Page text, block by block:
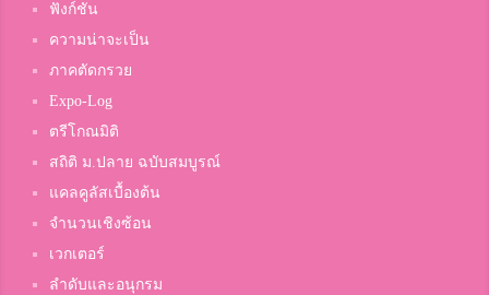
ฟังก์ชัน
ความน่าจะเป็น
ภาคตัดกรวย
Expo-Log
ตรีโกณมิติ
สถิติ ม.ปลาย ฉบับสมบูรณ์
แคลคูลัสเบื้องต้น
จำนวนเชิงซ้อน
เวกเตอร์
ลำดับและอนุกรม